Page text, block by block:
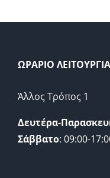
ΩΡΑΡΙΟ
Άλλος Τρόπος 1
Δευτέρα-
Σάββατο: 09:00-